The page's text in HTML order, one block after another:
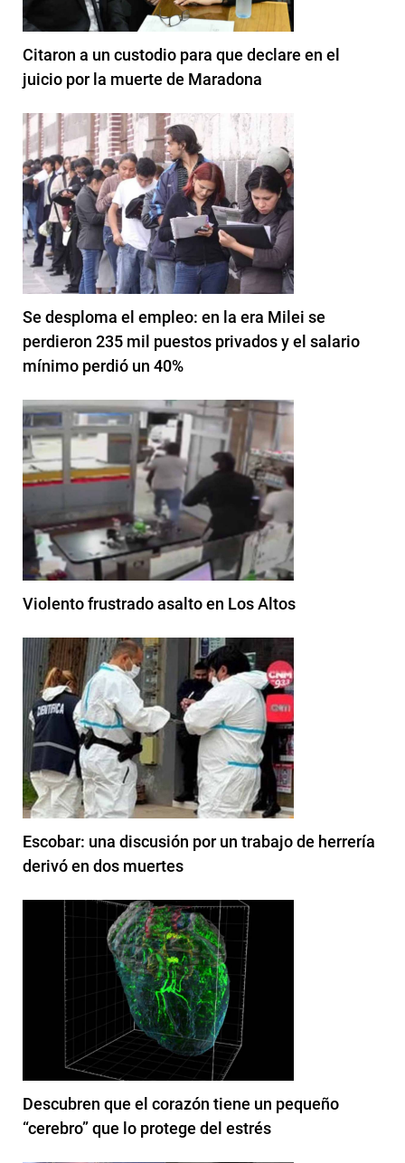
Citaron a un custodio para que declare en el
juicio por la muerte de Maradona
Se desploma el empleo: en la era Milei se
perdieron 235 mil puestos privados y el salario
mínimo perdió un 40%
Violento frustrado asalto en Los Altos
Escobar: una discusión por un trabajo de herrería
derivó en dos muertes
Descubren que el corazón tiene un pequeño
“cerebro” que lo protege del estrés